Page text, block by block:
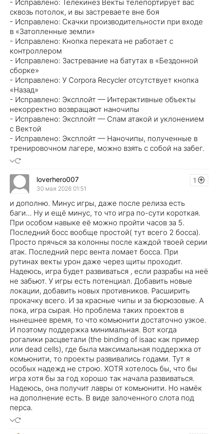
- Исправлено: Телекинез Векты телепортирует вас
сквозь потолок, и вы застреваете вне боя
- Исправлено: Скачки производительности при входе
в «Затопленные земли»
- Исправлено: Кнопка переката не работает с
контроллером
- Исправлено: Застревание на батутах в «Бездонной
сборке»
- Исправлено: У Corpora Recycler отсутствует кнопка
«Назад»
- Исправлено: Эксплойт — Интерактивные объекты
некорректно возвращают наночипы
- Исправлено: Эксплойт — Спам атакой и уклонением
с Вектой
- Исправлено: Эксплойт — Наночипы, полученные в
тренировочном лагере, можно взять с собой на забег.
1
loverhero007
30 мая 2026 01:51
и дополню. Минус игры, даже после релиза есть
баги... Ну и ещё минус, то что игра по-сути короткая.
При особом навыке её можно пройти часов за 5.
Последний босс вообще простой( тут всего 2 босса).
Просто прячься за колонны после каждой твоей серии
атак. Последний перс вента ломает босса. При
рутинах векты урон даже через щиты проходит.
Надеюсь, игра будет развиваться , если разрабы на неё
не забьют. У игры есть потенциал. Добавить новые
локации, добавить новых противников. Расширить
прокачку всего. И за красные чипы и за бюрюзовые. А
пока, игра сырая. Но проблема таких проектов в
нынешнее время, то что комьюнити достаточно узкое.
И поэтому поддержка минимальная. Вот когда
рогалики расцветали (the binding of isaac как пример
или dead cells), где была максимальная поддержка от
комьюнити, то проекты развивались годами. Тут я
особых надежд не строю. ХОТЯ хотелось бы, что бы
игра хотя бы за год хорошо так начала развиваться.
Надеюсь, она получит лавры от комьюнити. Но намёк
на дополнение есть. В виде залоченного слота под
перса.